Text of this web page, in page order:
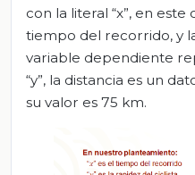
con la literal “x”, en
tiempo del recorrido, y
variable dependiente
“y”, la distancia es un
su valor es 75 km.